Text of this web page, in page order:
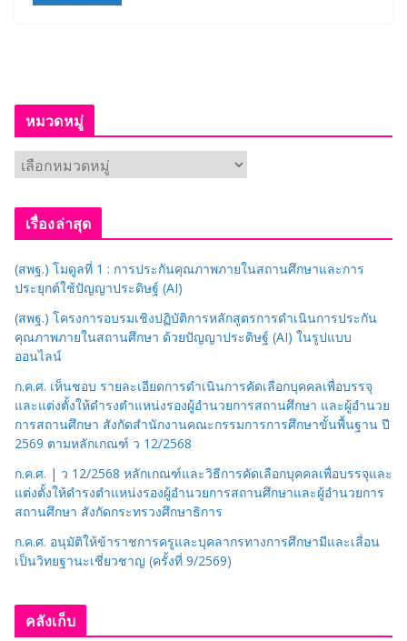
หมวดหมู่
ม
ว
มู่
เรื่องล่าสุด
(สพฐ.) โมดูลที่ 1 : การประกันคุณภาพภายในสถานศึกษาและการ
ประยุกต์ใช้ปัญญาประดิษฐ์ (AI)
(สพฐ.) โครงการอบรมเชิงปฏิบัติการหลักสูตรการดำเนินการประกัน
คุณภาพภายในสถานศึกษา ด้วยปัญญาประดิษฐ์ (AI) ในรูปแบบ
ออนไลน์
ก.ค.ศ. เห็นชอบ รายละเอียดการดำเนินการคัดเลือกบุคคลเพื่อบรรจุ
และแต่งตั้งให้ดำรงตำแหน่งรองผู้อำนวยการสถานศึกษา และผู้อำนวย
การสถานศึกษา สังกัดสำนักงานคณะกรรมการการศึกษาขั้นพื้นฐาน ปี
2569 ตามหลักเกณฑ์ ว 12/2568
ก.ค.ศ. | ว 12/2568 หลักเกณฑ์และวิธีการคัดเลือกบุคคลเพื่อบรรจุและ
แต่งตั้งให้ดำรงตำแหน่งรองผู้อำนวยการสถานศึกษาและผู้อำนวยการ
สถานศึกษา สังกัดกระทรวงศึกษาธิการ
ก.ค.ศ. อนุมัติให้ข้าราชการครูและบุคลากรทางการศึกษามีและเลื่อน
เป็นวิทยฐานะเชี่ยวชาญ (ครั้งที่ 9/2569)
คลังเก็บ